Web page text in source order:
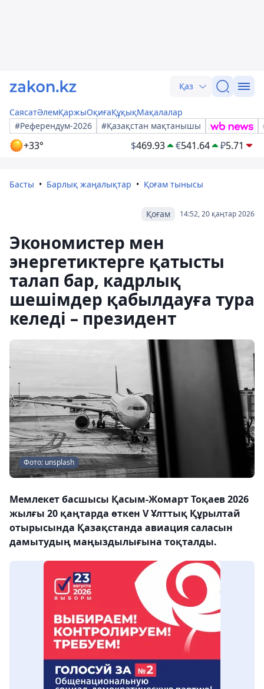
Қаз
СаясатӘлемҚаржыОқиғаҚұқықМақалалар
#Референдум-2026
#Қазақстан мақтанышы
+33° $469.93 €541.64 ₽5.71
Басты Барлық жаңалықтар Қоғам тынысы
14:52, 20 қаңтар 2026
Қоғам
Экономистер мен
энергетиктерге қатысты
талап бар, кадрлық
шешімдер қабылдауға тура
келеді – президент
Фото: unsplash
Мемлекет басшысы Қасым-Жомарт Тоқаев 2026
жылғы 20 қаңтарда өткен V Ұлттық Құрылтай
отырысында Қазақстанда авиация саласын
дамытудың маңыздылығына тоқталды.